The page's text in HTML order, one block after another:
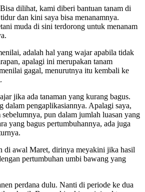
dilihat, kami diberi bantuan tanam di
dan kini saya bisa menanamnya.
muda di sini terdorong untuk menanam
adalah hal yang wajar apabila tidak
apalagi ini merupakan tanam
gagal, menurutnya itu kembali ke
jika ada tanaman yang kurang bagus.
dalam pengaplikasiannya. Apalagi saya,
pun dalam jumlah luasan yang
yang bagus pertumbuhannya, ada juga
di awal Maret, dirinya meyakini jika hasil
pertumbuhan umbi bawang yang
perdana dulu. Nanti di periode ke dua